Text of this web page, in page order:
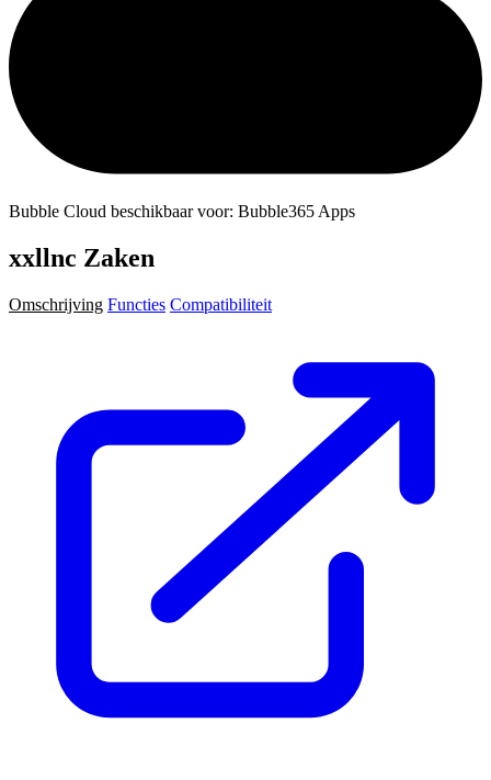
Bubble Cloud beschikbaar voor: Bubble365 Apps
xxllnc Zaken
Omschrijving Functies Compatibiliteit